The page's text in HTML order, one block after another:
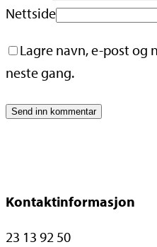
Nettside
Lagre navn, e-post og
neste gang.
Kontaktinformasjon
23 13 92 50